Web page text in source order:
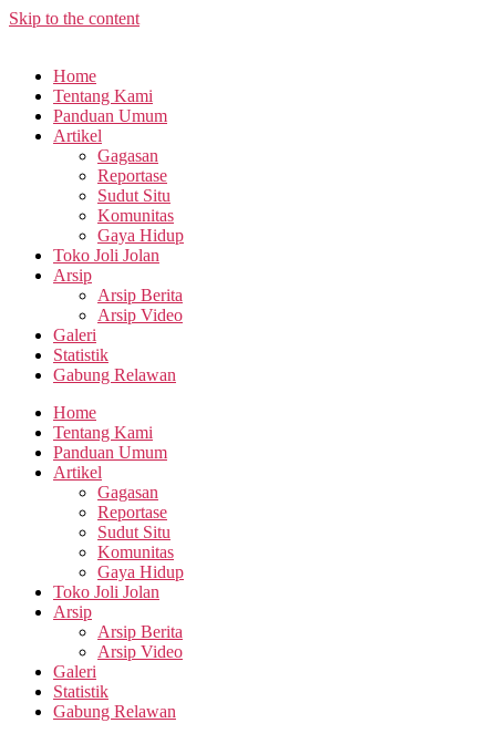
Skip to the content
Home
Tentang Kami
Panduan Umum
Artikel
Gagasan
Reportase
Sudut Situ
Komunitas
Gaya Hidup
Toko Joli Jolan
Arsip
Arsip Berita
Arsip Video
Galeri
Statistik
Gabung Relawan
Home
Tentang Kami
Panduan Umum
Artikel
Gagasan
Reportase
Sudut Situ
Komunitas
Gaya Hidup
Toko Joli Jolan
Arsip
Arsip Berita
Arsip Video
Galeri
Statistik
Gabung Relawan